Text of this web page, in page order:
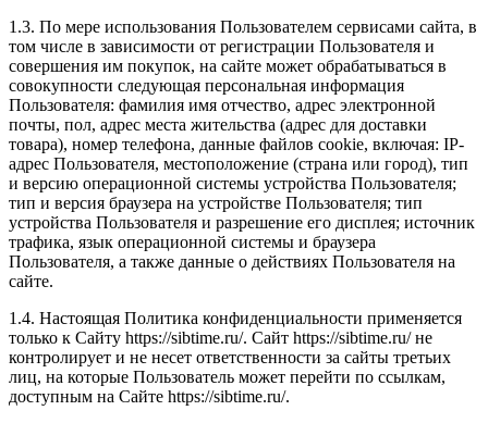
1.3. По мере использования Пользователем сервисами сайта, в
том числе в зависимости от регистрации Пользователя и
совершения им покупок, на сайте может обрабатываться в
совокупности следующая персональная информация
Пользователя: фамилия имя отчество, адрес электронной
почты, пол, адрес места жительства (адрес для доставки
товара), номер телефона, данные файлов cookie, включая: IP-
адрес Пользователя, местоположение (страна или город), тип
и версию операционной системы устройства Пользователя;
тип и версия браузера на устройстве Пользователя; тип
устройства Пользователя и разрешение его дисплея; источник
трафика, язык операционной системы и браузера
Пользователя, а также данные о действиях Пользователя на
сайте.
1.4. Настоящая Политика конфиденциальности применяется
только к Сайту https://sibtime.ru/. Сайт https://sibtime.ru/ не
контролирует и не несет ответственности за сайты третьих
лиц, на которые Пользователь может перейти по ссылкам,
доступным на Сайте https://sibtime.ru/.